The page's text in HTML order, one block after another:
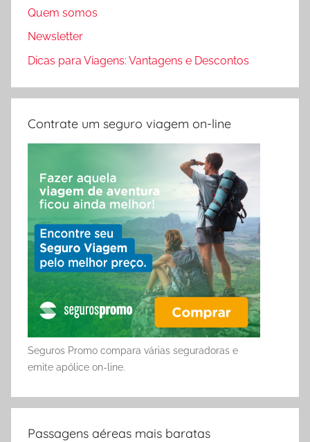
Quem somos
Newsletter
Dicas para Viagens: Vantagens e Descontos
Contrate um seguro viagem on-line
Seguros Promo compara várias seguradoras e
emite apólice on-line.
Passagens aéreas mais baratas